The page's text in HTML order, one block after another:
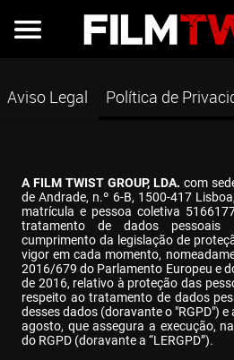
Aviso Legal Política de
A FILM TWIST GROUP, LDA. com
de Andrade, n.º 6-B, 1500-417
matrícula e pessoa coletiva
tratamento de dados
cumprimento da legislação de
vigor em cada momento,
2016/679 do Parlamento Europeu e
de 2016, relativo à proteção das
respeito ao tratamento de dados
desses dados (doravante o "RGPD")
agosto, que assegura a execução,
do RGPD (doravante a “LERGPD”).